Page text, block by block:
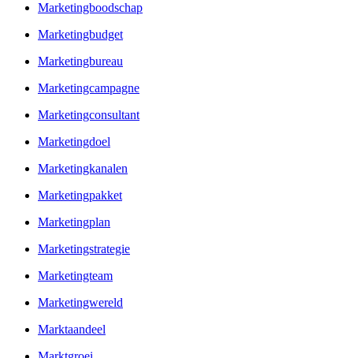
Marketingboodschap
Marketingbudget
Marketingbureau
Marketingcampagne
Marketingconsultant
Marketingdoel
Marketingkanalen
Marketingpakket
Marketingplan
Marketingstrategie
Marketingteam
Marketingwereld
Marktaandeel